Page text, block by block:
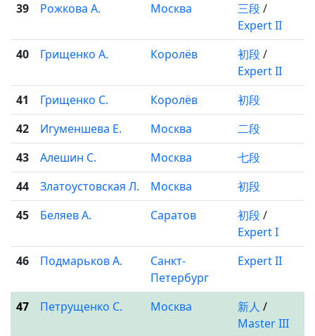
39
Рожкова А. Москва 三段/
Expert II
40
Грищенко А. Королёв 初段/
Expert II
41
Грищенко С. Королёв
初段
42
Игуменшева Е. Москва
二段
43
Алешин С. Москва
七段
44
Златоустовская Л. Москва
初段
45
Беляев А. Саратов 初段/
Expert I
46
Подмарьков А.
Санкт-
Петербург
Expert II
47 Петрущенко С. Москва 新人 /
Master III